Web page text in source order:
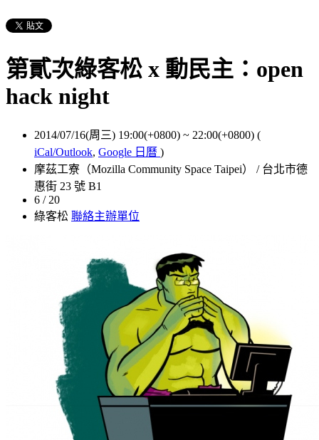
第貳次綠客松 x 動民主：open
hack night
2014/07/16(周三) 19:00(+0800) ~ 22:00(+0800) (
iCal/Outlook, Google 日曆 )
摩茲工寮（Mozilla Community Space Taipei） / 台北市德
惠街 23 號 B1
6 / 20
綠客松 聯絡主辦單位